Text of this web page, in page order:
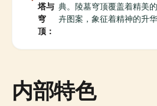
塔与
穹
顶：
典。陵墓穹顶覆盖着精美
卉图案，象征着精神的升
内部特色